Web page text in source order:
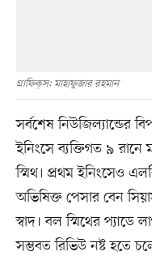
গ্রাফিক্‌স: মাহাফুজার রহমান
সর্বশেষ নিউজিল্যান্ডের
ইনিংসে ব্যক্তিগত ৯ রানে
স্মিথ। প্রথম ইনিংসেও
অভিষিক্ত পেসার বেন
স্বাদ। বল স্মিথের প্যাডে
সম্ভবত রিভিউ নষ্ট হতে